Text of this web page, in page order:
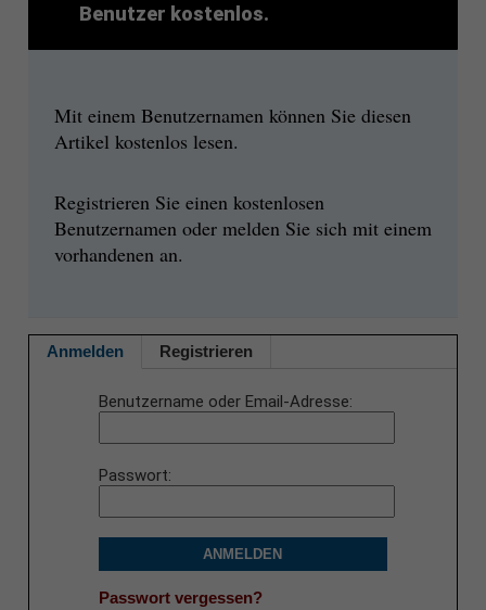
Benutzer kostenlos.
Mit einem Benutzernamen können Sie diesen
Artikel kostenlos lesen.
Registrieren Sie einen kostenlosen
Benutzernamen oder melden Sie sich mit einem
vorhandenen an.
Anmelden Registrieren
Benutzername oder Email-Adresse
Passwort
ANMELDEN
Passwort vergessen?